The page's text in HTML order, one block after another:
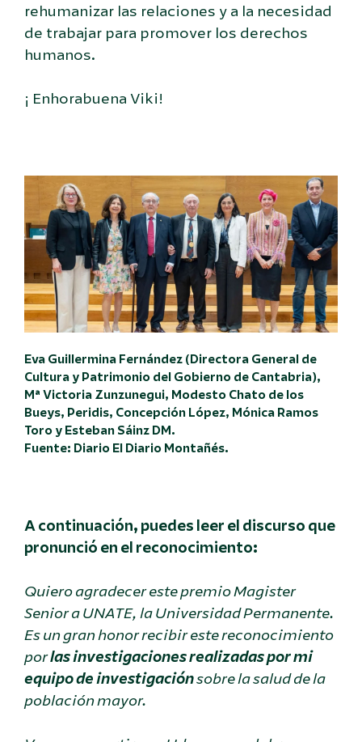
rehumanizar las relaciones y a la necesidad
de trabajar para promover los derechos
humanos.
¡ Enhorabuena Viki!
Eva Guillermina Fernández (Directora General de
Cultura y Patrimonio del Gobierno de Cantabria),
Mª Victoria Zunzunegui, Modesto Chato de los
Bueys, Peridis, Concepción López, Mónica Ramos
Toro y Esteban Sáinz DM.
Fuente: Diario El Diario Montañés.
A continuación, puedes leer el discurso que
pronunció en el reconocimiento:
Quiero agradecer este premio Magister
Senior a UNATE, la Universidad Permanente.
Es un gran honor recibir este reconocimiento
porlas investigaciones realizadas por mi
equipo de investigaciónsobre la salud de la
población mayor.